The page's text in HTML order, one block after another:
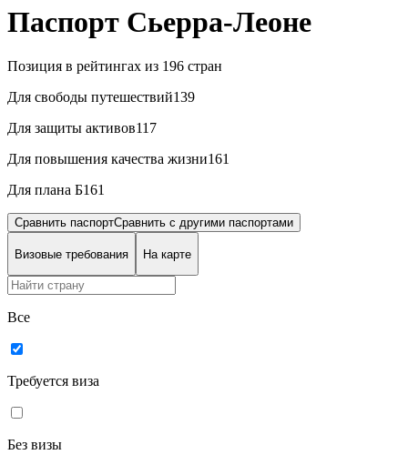
Паспорт Сьерра-Леоне
Позиция в рейтингах из 196 стран
Для свободы путешествий139
Для защиты активов117
Для повышения качества жизни161
Для плана Б161
Сравнить паспортСравнить c другими паспортами
Визовые требования На карте
Все
Требуется виза
Без визы